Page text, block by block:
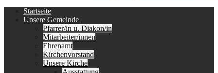
Erstes
Menü
Startseite
Unsere Gemeinde
Pfarrer/in u. Diakon/in
Mitarbeiter/innen
Ehrenamt
Kirchenvorstand
Unsere Kirche